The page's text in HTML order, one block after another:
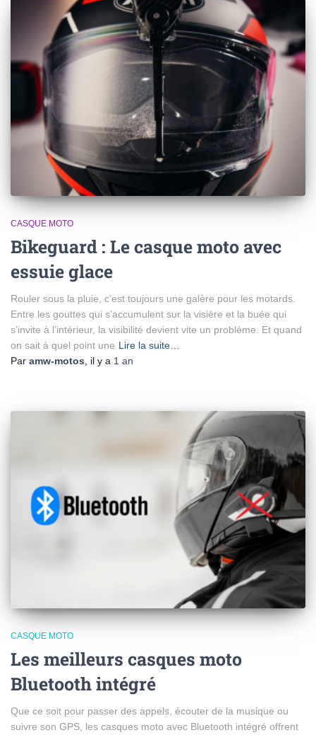
CASQUE MOTO
Bikeguard : Le casque moto avec
essuie glace
Rouler sous la pluie, c’est toujours une galère pour les motards.
Entre les gouttes qui s’accumulent sur la visière et la buée qui
s’invite à l’intérieur, la visibilité devient vite un problème. Et quand
on sait à quel point une Lire la suite…
Par amw-motos , il y a 1 an
CASQUE MOTO
Les meilleurs casques moto
Bluetooth intégré
Que ce soit pour passer des appels, écouter de la musique ou
suivre son GPS, les casques moto avec Bluetooth intégré offrent